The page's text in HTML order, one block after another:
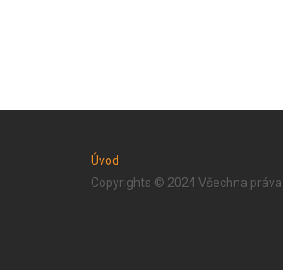
Úvod
Copyrights © 2024 Všechna